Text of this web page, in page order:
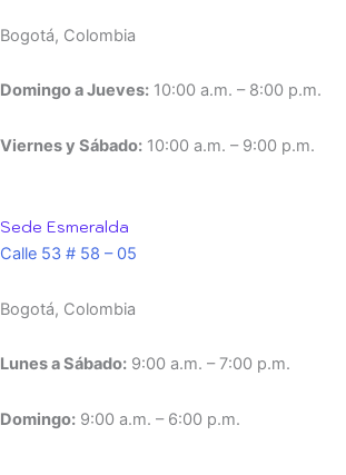
Bogotá, Colombia
Domingo a Jueves: 10:00 a.m. – 8:00 p.m.
Viernes y Sábado: 10:00 a.m. – 9:00 p.m.
Sede Esmeralda
Calle 53 # 58 – 05
Bogotá, Colombia
Lunes a Sábado: 9:00 a.m. – 7:00 p.m.
Domingo: 9:00 a.m. – 6:00 p.m.